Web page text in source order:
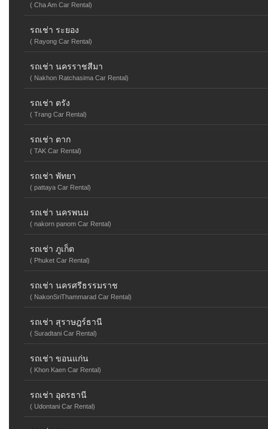
( Cha Am Car Rental)
รถเช่า ระยอง
( Rayong Car Rental)
รถเช่า นครราชสีมา
( Nakhon Ratchasima Car Rental)
รถเช่า ตรัง
( Trang Car Rental)
รถเช่า ตาก
( TAK Car Rental)
รถเช่า พัทยา
( pattaya Car Rental)
รถเช่า นครพนม
( nakorn panom Car Rental)
รถเช่า ภูเก็ต
( Phuket Car Rental)
รถเช่า นครศรีธรรมราช
( NakonSriThammarad Car Rental)
รถเช่า สุราษฎร์ธานี
( Suradtani Car Rental)
รถเช่า ขอนแก่น
( Khon Kaen Car Rental)
รถเช่า อุดรธานี
( Udontani Car Rental)